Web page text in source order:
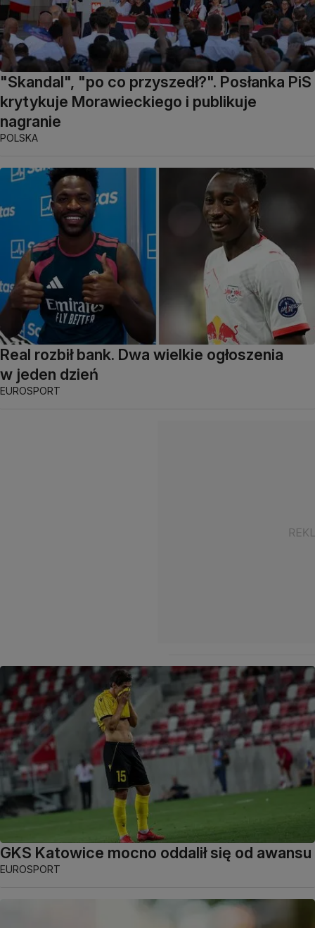
"Skandal", "po co przyszedł?". Posłanka PiS
krytykuje Morawieckiego i publikuje
nagranie
POLSKA
Real rozbił bank. Dwa wielkie ogłoszenia
w jeden dzień
EUROSPORT
GKS Katowice mocno oddalił się od awansu
EUROSPORT